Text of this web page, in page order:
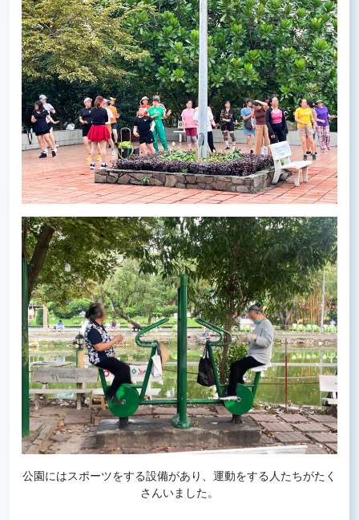
公園にはスポーツをする設備があり、運動をする人たちがたく
さんいました。